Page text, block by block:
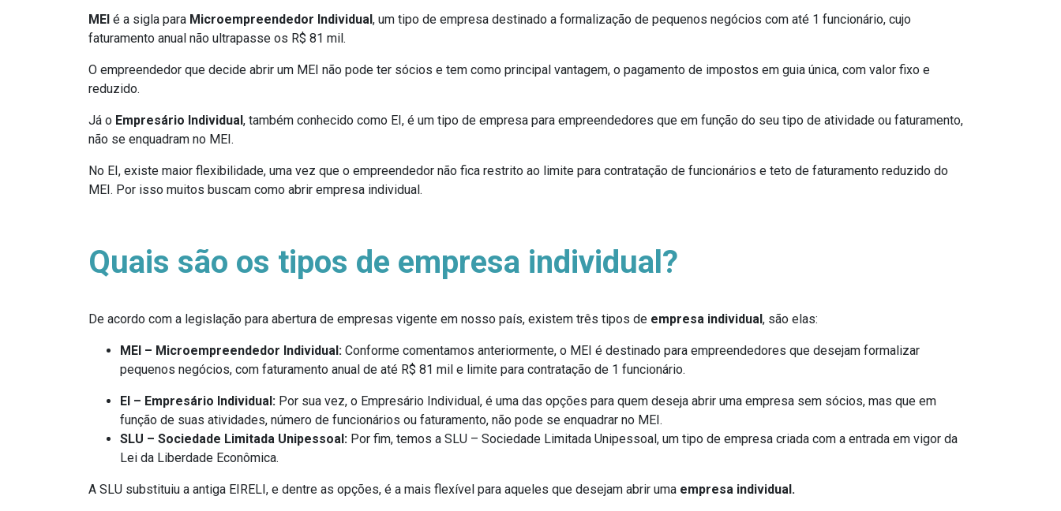
MEI é a sigla para Microempreendedor Individual, um tipo de empresa destinado a formalização de pequenos negócios com até 1 funcionário, cujo
faturamento anual não ultrapasse os R$ 81 mil.
O empreendedor que decide abrir um MEI não pode ter sócios e tem como principal vantagem, o pagamento de impostos em guia única, com valor fixo e
reduzido.
Já o Empresário Individual, também conhecido como EI, é um tipo de empresa para empreendedores que em função do seu tipo de atividade ou faturamento,
não se enquadram no MEI.
No EI, existe maior flexibilidade, uma vez que o empreendedor não fica restrito ao limite para contratação de funcionários e teto de faturamento reduzido do
MEI. Por isso muitos buscam como abrir empresa individual.
Quais são os tipos de empresa individual?
De acordo com a legislação para abertura de empresas vigente em nosso país, existem três tipos de empresa individual, são elas:
MEI – Microempreendedor Individual: Conforme comentamos anteriormente, o MEI é destinado para empreendedores que desejam formalizar
pequenos negócios, com faturamento anual de até R$ 81 mil e limite para contratação de 1 funcionário.
EI – Empresário Individual: Por sua vez, o Empresário Individual, é uma das opções para quem deseja abrir uma empresa sem sócios, mas que em
função de suas atividades, número de funcionários ou faturamento, não pode se enquadrar no MEI.
SLU – Sociedade Limitada Unipessoal: Por fim, temos a SLU – Sociedade Limitada Unipessoal, um tipo de empresa criada com a entrada em vigor da
Lei da Liberdade Econômica.
A SLU substituiu a antiga EIRELI, e dentre as opções, é a mais flexível para aqueles que desejam abrir uma empresa individual.